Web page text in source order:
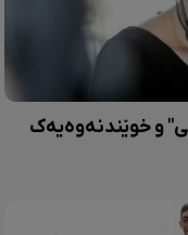
و خوێندنەوەیەک